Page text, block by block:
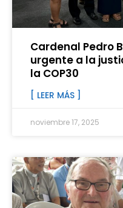
Cardenal Pedro
urgente a la
la COP30
[ LEER MÁS ]
noviembre 17, 2025